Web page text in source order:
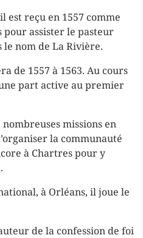
est reçu en 1557 comme
pour assister le pasteur
le nom de La Rivière.
de 1557 à 1563. Au cours
part active au premier
missions en
la communauté
à Chartres pour y
à Orléans, il joue le
de la confession de foi